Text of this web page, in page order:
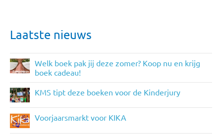
Laatste nieuws
Welk boek pak jij deze zomer? Koop nu en krijg
boek cadeau!
KMS tipt deze boeken voor de Kinderjury
Voorjaarsmarkt voor KIKA